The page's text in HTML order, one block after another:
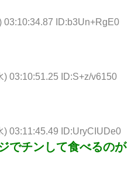
03:10:34.87 ID:b3Un+RgE0
) 03:10:51.25 ID:S+z/v6150
) 03:11:45.49 ID:UryCIUDe0
でチンして食べるのが